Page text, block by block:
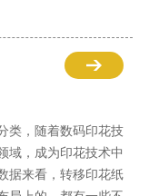
类，随着数码印花技
域，成为印花技术中
据来看，转移印花纸